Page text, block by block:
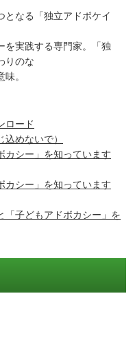
なる「独立アドボケイ
実践する専門家。「独
りのな
。
ロード
めないで）
シー」を知っています
カシー」を知っています
「子どもアドボカシー」を